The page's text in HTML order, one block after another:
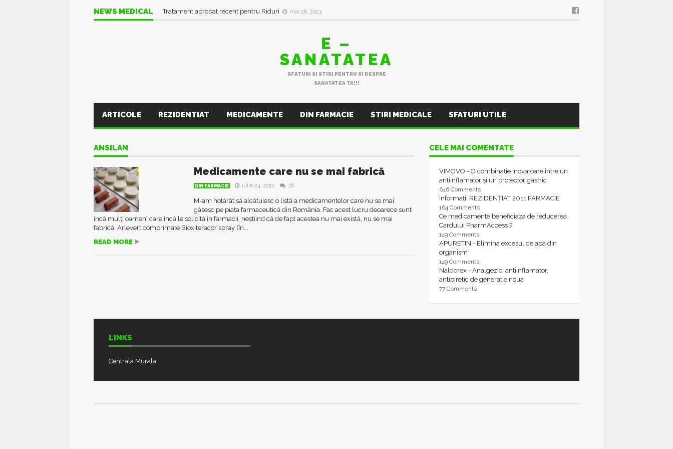
NEWS MEDICAL Tratament aprobat recent pentru Riduri mai 28, 2023
E –
SANATATEA
SFATURI SI STIRI PENTRU SI DESPRE
SANATATEA TA!!!
ARTICOLE REZIDENTIAT MEDICAMENTE DIN FARMACIE STIRI MEDICALE SFATURI UTILE
ANSILAN
Medicamente care nu se mai fabrică
DIN FARMACIE iulie 24, 2011 76
M-am hotărât să alcătuiesc o listă a medicamentelor care nu se mai
găsesc pe piața farmaceutică din România. Fac acest lucru deoarece sunt
încă mulți oameni care încă le solicită în farmacii, neștiind că de fapt acestea nu mai există, nu se mai
fabrică. Arlevert comprimate Bioxiteracor spray (în...
READ MORE
CELE MAI COMENTATE
VIMOVO - O combinație inovatoare între un
antiinflamator și un protector gastric
646 Comments
Informații REZIDENȚIAT 2011 FARMACIE
164 Comments
Ce medicamente beneficiaza de reducerea
Cardului PharmAccess ?
149 Comments
APURETIN - Elimina excesul de apa din
organism
149 Comments
Naldorex - Analgezic, antiinflamator,
antipiretic de generatie noua
77 Comments
LINKS
Centrala Murala